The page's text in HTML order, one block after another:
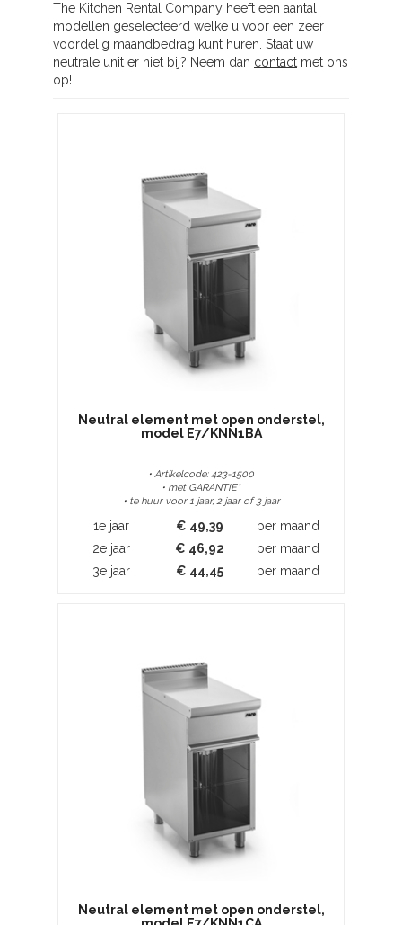
The Kitchen Rental Company heeft een aantal
modellen geselecteerd welke u voor een zeer
voordelig maandbedrag kunt huren. Staat uw
neutrale unit er niet bij? Neem dan contact met ons
op!
Neutral element met open onderstel,
model E7/KNN1BA
• Artikelcode: 423-1500
• met GARANTIE*
• te huur voor 1 jaar, 2 jaar of 3 jaar
1e jaar € 49,39
per maand
2e jaar
€ 46,92
per maand
3e jaar
€ 44,45 per maand
Neutral element met open onderstel,